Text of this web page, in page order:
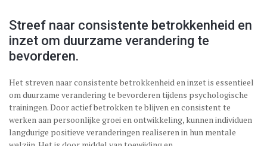
Streef naar consistente betrokkenheid en
inzet om duurzame verandering te
bevorderen.
Het streven naar consistente betrokkenheid en inzet is essentieel
om duurzame verandering te bevorderen tijdens psychologische
trainingen. Door actief betrokken te blijven en consistent te
werken aan persoonlijke groei en ontwikkeling, kunnen individuen
langdurige positieve veranderingen realiseren in hun mentale